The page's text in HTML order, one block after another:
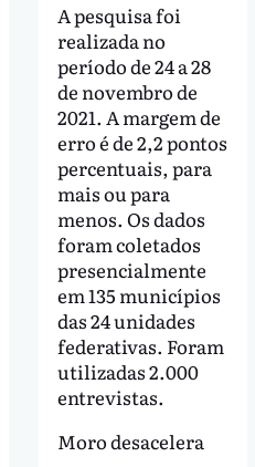
A pesquisa foi
realizada no
período de 24 a 28
de novembro de
2021. A margem de
erro é de 2,2 pontos
percentuais, para
mais ou para
menos. Os dados
foram coletados
presencialmente
em 135 municípios
das 24 unidades
federativas. Foram
utilizadas 2.000
entrevistas.
Moro desacelera